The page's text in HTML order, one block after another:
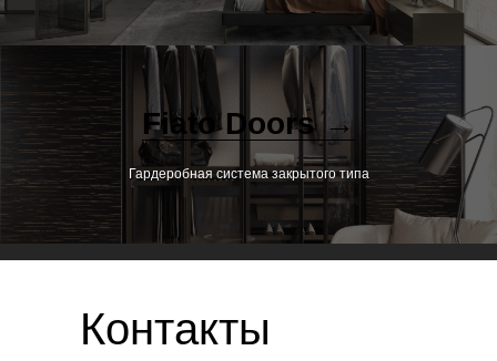
Fiato Doors →
Гардеробная система закрытого типа
Контакты